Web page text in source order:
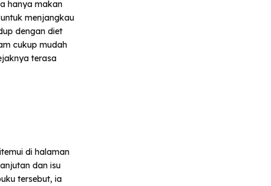
hanya makan
menjangkau
dengan diet
cukup mudah
terasa
di halaman
dan isu
tersebut, ia